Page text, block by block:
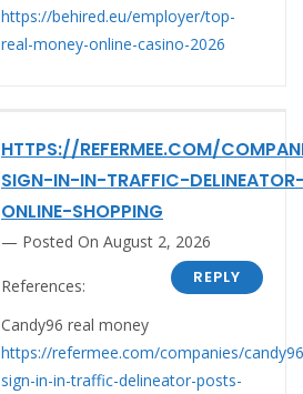
https://behired.eu/employer/top-
real-money-online-casino-2026
HTTPS://REFERMEE.COM/
SIGN-IN-IN-TRAFFIC-
ONLINE-SHOPPING
Posted On August 2, 2026
REPLY
References:
Candy96 real money
https://refermee.com/companies/
sign-in-in-traffic-delineator-posts-